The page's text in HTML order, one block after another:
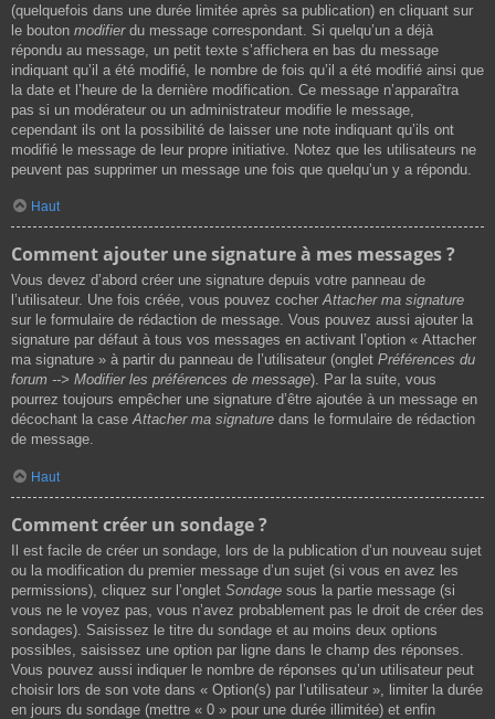
(quelquefois dans une durée limitée après sa publication) en cliquant sur
le bouton modifierdu message correspondant. Si quelqu’un a déjà
répondu au message, un petit texte s’affichera en bas du message
indiquant qu’il a été modifié, le nombre de fois qu’il a été modifié ainsi que
la date et l’heure de la dernière modification. Ce message n’apparaîtra
pas si un modérateur ou un administrateur modifie le message,
cependant ils ont la possibilité de laisser une note indiquant qu’ils ont
modifié le message de leur propre initiative. Notez que les utilisateurs ne
peuvent pas supprimer un message une fois que quelqu’un y a répondu.
Haut
Comment ajouter une signature à mes messages ?
Vous devez d’abord créer une signature depuis votre panneau de
l’utilisateur. Une fois créée, vous pouvez cocherAttacher ma signature
sur le formulaire de rédaction de message. Vous pouvez aussi ajouter la
signature par défaut à tous vos messages en activant l’option « Attacher
ma signature » à partir du panneau de l’utilisateur (onglet Préférences du
forum --> Modifier les préférences de message). Par la suite, vous
pourrez toujours empêcher une signature d’être ajoutée à un message en
décochant la caseAttacher ma signature dans le formulaire de rédaction
de message.
Haut
Comment créer un sondage ?
Il est facile de créer un sondage, lors de la publication d’un nouveau sujet
ou la modification du premier message d’un sujet (si vous en avez les
permissions), cliquez sur l’onglet Sondage sous la partie message (si
vous ne le voyez pas, vous n’avez probablement pas le droit de créer des
sondages). Saisissez le titre du sondage et au moins deux options
possibles, saisissez une option par ligne dans le champ des réponses.
Vous pouvez aussi indiquer le nombre de réponses qu’un utilisateur peut
choisir lors de son vote dans « Option(s) par l’utilisateur », limiter la durée
en jours du sondage (mettre « 0 » pour une durée illimitée) et enfin